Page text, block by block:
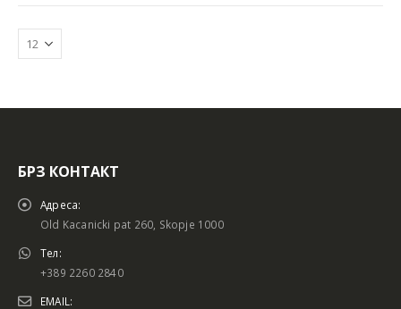
Батериски сет
БРЗ КОНТАКТ
Адреса:
Old Kacanicki pat 260, Skopje 1000
Тел:
+389 2260 2840
EMAIL: